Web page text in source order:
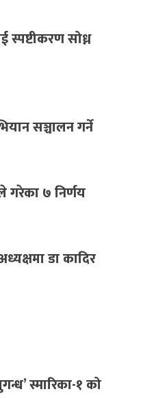
स्पष्टीकरण सोध्न
सञ्चालन गर्ने
गरेका ७ निर्णय
डा कादिर
स्मारिका-१ को